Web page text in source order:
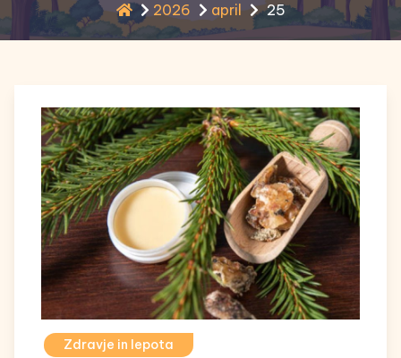
2026 april 25
Zdravje in lepota